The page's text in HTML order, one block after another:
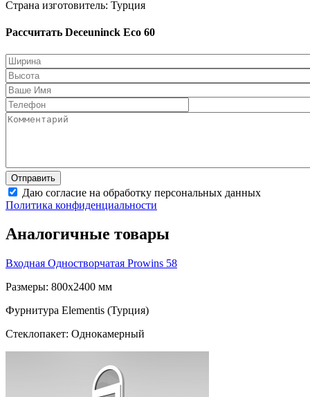
Страна изготовитель: Турция
Рассчитать Deceuninck Eco 60
Даю согласие на обработку персональных данных
Политика конфиденциальности
Аналогичные товары
Входная Одностворчатая Prowins 58
Размеры: 800x2400 мм
Фурнитура Elementis (Турция)
Стеклопакет: Однокамерный